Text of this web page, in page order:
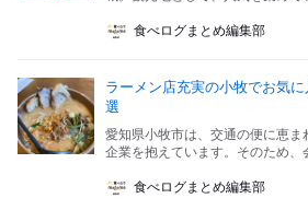
食べログまとめ編集部
ラーメン店充実の小牧でお気
選
愛知県小牧市は、交通の便に恵
企業を抱えています。そのため、
食べログまとめ編集部